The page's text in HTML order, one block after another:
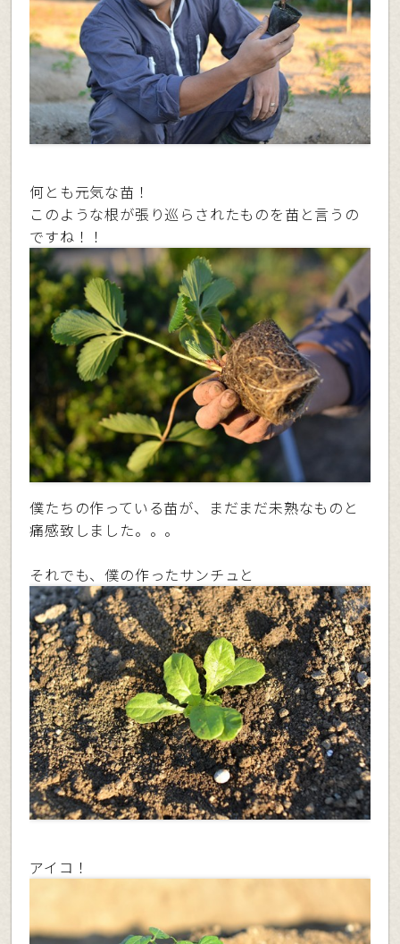
何とも元気な苗！
このような根が張り巡らされたものを苗と言うの
ですね！！
僕たちの作っている苗が、まだまだ未熟なものと
痛感致しました。。。
それでも、僕の作ったサンチュと
アイコ！